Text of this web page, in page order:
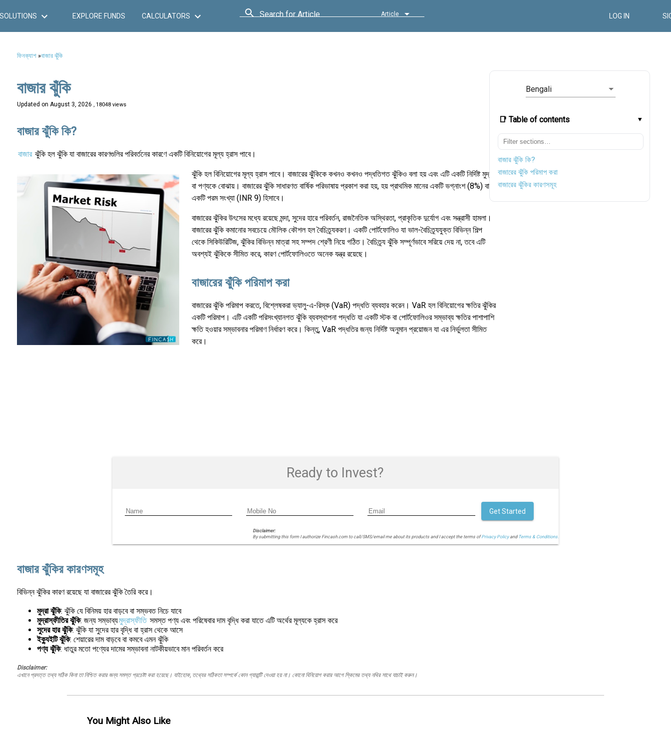
SOLUTIONS EXPLORE FUNDS CALCULATORS Search for Article Article LOG IN
ফিনক্যাশ»বাজার ঝুঁকি
Bengali
📑 Table of contents
বাজার ঝুঁকি কি?
বাজারের ঝুঁকি পরিমাপ করা
বাজারের ঝুঁকির কারণসমূহ
বাজার ঝুঁকি
Updated on August 3, 2026 , 18048 views
বাজার ঝুঁকি কি?
বাজার ঝুঁকি হল ঝুঁকি যা বাজারের কারণগুলির পরিবর্তনের কারণে একটি বিনিয়োগের মূল্য হ্রাস পাবে।
ঝুঁকি হল বিনিয়োগের মূল্য হ্রাস পাবে। বাজারের ঝুঁকিকে কখনও কখনও পদ্ধতিগত ঝুঁকিও বলা হয় এবং এটি একটি নির্দিষ্ট মুদ্রা
বা পণ্যকে বোঝায়। বাজারের ঝুঁকি সাধারণত বার্ষিক পরিভাষায় প্রকাশ করা হয়, হয় প্রাথমিক মানের একটি ভগ্নাংশ (8%) বা
একটি পরম সংখ্যা (INR 9) হিসাবে।
বাজারের ঝুঁকির উৎসের মধ্যে রয়েছে মন্দা, সুদের হারে পরিবর্তন, রাজনৈতিক অস্থিরতা, প্রাকৃতিক দুর্যোগ এবং সন্ত্রাসী হামলা।
বাজারের ঝুঁকি কমানোর সবচেয়ে মৌলিক কৌশল হল বৈচিত্র্যকরণ। একটি পোর্টফোলিও যা ভাল-বৈচিত্র্যযুক্ত বিভিন্ন শিল্প
থেকে সিকিউরিটিজ, ঝুঁকির বিভিন্ন মাত্রা সহ সম্পদ শ্রেণী নিয়ে গঠিত। বৈচিত্র্য ঝুঁকি সম্পূর্ণভাবে সরিয়ে দেয় না, তবে এটি
অবশ্যই ঝুঁকিকে সীমিত করে, কারণ পোর্টফোলিওতে অনেক যন্ত্র রয়েছে।
বাজারের ঝুঁকি পরিমাপ করা
বাজারের ঝুঁকি পরিমাপ করতে, বিশ্লেষকরা ভ্যালু-এ-রিস্ক (VaR) পদ্ধতি ব্যবহার করেন। VaR হল বিনিয়োগের ক্ষতির ঝুঁকির
একটি পরিমাপ। এটি একটি পরিসংখ্যানগত ঝুঁকি ব্যবস্থাপনা পদ্ধতি যা একটি স্টক বা পোর্টফোলিওর সম্ভাব্য ক্ষতির পাশাপাশি
ক্ষতি হওয়ার সম্ভাবনার পরিমাণ নির্ধারণ করে। কিন্তু, VaR পদ্ধতির জন্য নির্দিষ্ট অনুমান প্রয়োজন যা এর নির্ভুলতা সীমিত
করে।
Ready to Invest?
Disclaimer:
By submitting this form I authorize Fincash.com to call/SMS/email me about its products and I accept the terms ofPrivacy Policyand Terms & Conditions.
Get Started
বাজার ঝুঁকির কারণসমূহ
বিভিন্ন ঝুঁকির কারণ রয়েছে যা বাজারের ঝুঁকি তৈরি করে।
মুদ্রা ঝুঁকি: ঝুঁকি যে বিনিময় হার বাড়বে বা সম্ভবত নিচে যাবে
মুদ্রাস্ফীতির ঝুঁকি: জন্য সম্ভাব্যমুদ্রাস্ফীতি সমস্ত পণ্য এবং পরিষেবার দাম বৃদ্ধি করা যাতে এটি অর্থের মূল্যকে হ্রাস করে
সুদের হার ঝুঁকি: ঝুঁকি যা সুদের হার বৃদ্ধি বা হ্রাস থেকে আসে
ইক্যুইটি ঝুঁকি: শেয়ারের দাম বাড়বে বা কমবে এমন ঝুঁকি
পণ্য ঝুঁকি: ধাতুর মতো পণ্যের দামের সম্ভাবনা নাটকীয়ভাবে মান পরিবর্তন করে
Disclaimer:
এখানে প্রদত্ত তথ্য সঠিক কিনা তা নিশ্চিত করার জন্য সমস্ত প্রচেষ্টা করা হয়েছে। যাইহোক, তথ্যের সঠিকতা সম্পর্কে কোন গ্যারান্টি দেওয়া হয় না। কোনো বিনিয়োগ করার আগে স্কিমের তথ্য নথির সাথে যাচাই করুন।
You Might Also Like